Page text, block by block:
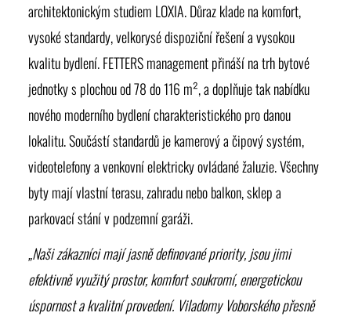
architektonickým studiem LOXIA. Důraz klade na komfort,
vysoké standardy, velkorysé dispoziční řešení a vysokou
kvalitu bydlení. FETTERS management přináší na trh bytové
jednotky s plochou od 78 do 116 m², a doplňuje tak nabídku
nového moderního bydlení charakteristického pro danou
lokalitu. Součástí standardů je kamerový a čipový systém,
videotelefony a venkovní elektricky ovládané žaluzie. Všechny
byty mají vlastní terasu, zahradu nebo balkon, sklep a
parkovací stání v podzemní garáži.
„Naši zákazníci mají jasně definované priority, jsou jimi
efektivně využitý prostor, komfort soukromí, energetickou
úspornost a kvalitní provedení. Viladomy Voborského přesně